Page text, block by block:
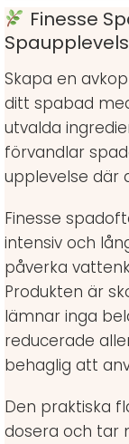
Finesse
Skapa en
ditt spabad
utvalda
förvandlar
upplevelse där
Finesse
intensiv och
påverka
Produkten är
lämnar inga
reducerade
behaglig att
Den praktiska
dosera och tar